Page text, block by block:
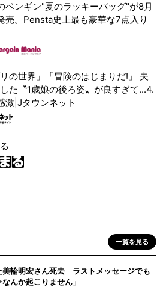
ペンギン"夏のラッキーバッグ"が8月
売。Pensta史上最も豪華な7点入り
リの世界」「冒険のはじまりだ!」 夫
た〝1歳娘の後ろ姿〟が良すぎて...4.
激|Jタウンネット
一覧を見る
美輪明宏さん死去 ラストメッセージでも
んか起こりません」